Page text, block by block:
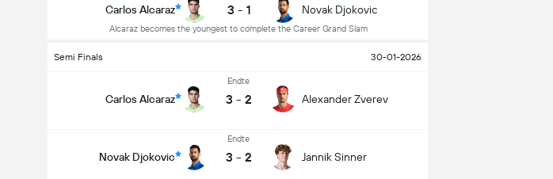
Carlos Alcaraz 3 - 1
Alcaraz becomes the youngest to complete the Career Grand Slam
Novak Djokovic
Semi Finals 30-01-2026
Carlos Alcaraz
Endte
3 - 2 Alexander Zverev
Novak Djokovic
Endte
3 - 2 Jannik Sinner